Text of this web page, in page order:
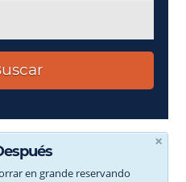
×
en grande reservando